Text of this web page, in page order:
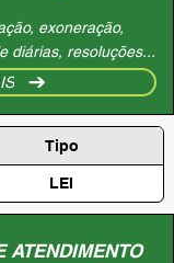
exoneração,
diárias, resoluções...
Tipo
LEI
ATENDIMENTO